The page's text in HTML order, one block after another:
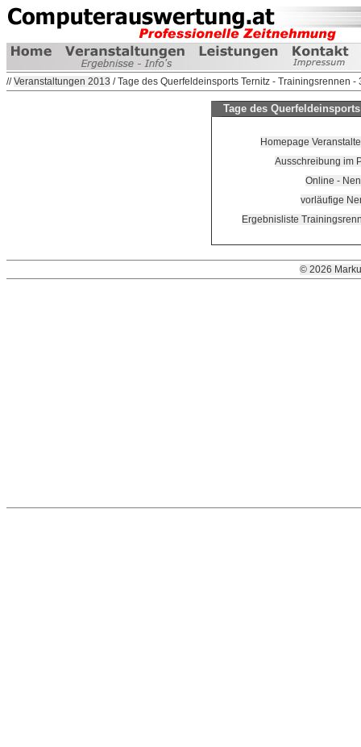
//Veranstaltungen 2013 / Tage des Querfeldeinsports Ternitz - Trainingsrennen -
Tage des
Homepage
Ausschreibung im
Online -
vorläufige
Ergebnisliste
© 2026